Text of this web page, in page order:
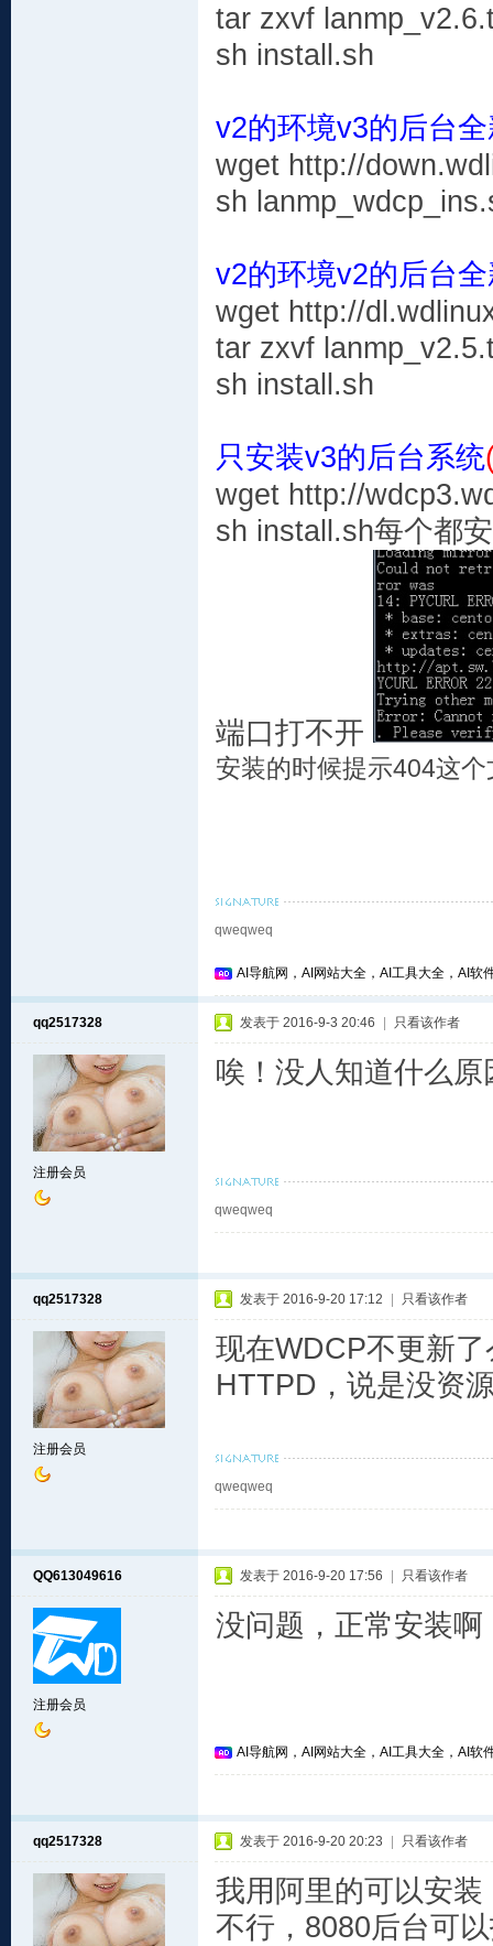
tar zxvf
sh install.sh
v2的环境v3的后台
wget http://
sh
v2的环境v2的后台
wget http://
tar zxvf
sh install.sh
只安装v3的后台系统
wget http://
sh install.sh每个都
端口打不开
安装的时候提示404这
qweqweq
AI导航网，AI网站大全，AI工具大全，AI软
qq2517328
注册会员
发表于 2016-9-3 20:46 只看该作者
唉！没人知道什么原
qweqweq
qq2517328
注册会员
发表于 2016-9-20 17:12 只看该作者
现在WDCP不更新
HTTPD，说是没资
qweqweq
QQ613049616
注册会员
发表于 2016-9-20 17:56 只看该作者
没问题，正常安装啊
AI导航网，AI网站大全，AI工具大全，AI软
qq2517328 发表于 2016-9-20 20:23 只看该作者
我用阿里的可以安
不行，8080后台可